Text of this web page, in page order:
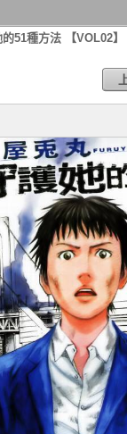
51種方法 【VOL02】